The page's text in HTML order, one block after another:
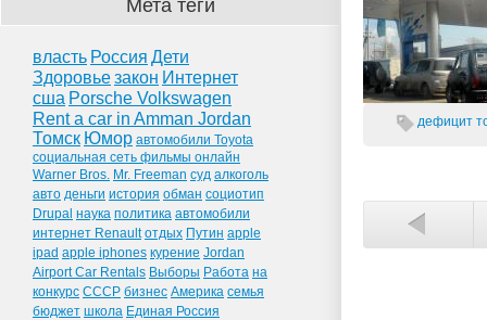
Мета теги
власть Россия Дети
Здоровьезакон Интернет
сша Porsche Volkswagen
Rent a car in Amman Jordan
Томск Юмор автомобили Toyota
социальная сеть фильмы онлайн
Warner Bros. Mr. Freeman суд алкоголь
авто деньги история обман социотип
Drupal наука политика автомобили
интернет Renault отдых Путин apple
ipad apple iphones курение Jordan
Airport Car Rentals Выборы Работа на
конкурс СССР бизнес Америка семья
бюджет школа Единая Россия
дефицит